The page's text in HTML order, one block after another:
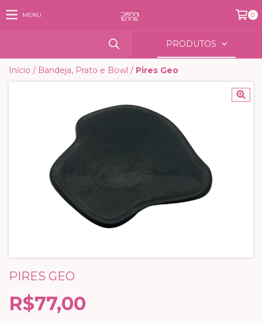
MENU 0
PRODUTOS
Início / Bandeja, Prato e Bowl / Pires Geo
PIRES GEO
R$77,00